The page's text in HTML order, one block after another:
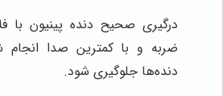
درگیری صحیح دنده پینیون با
ضربه و با کمترین صدا
دنده‌ها جلوگیری شود.